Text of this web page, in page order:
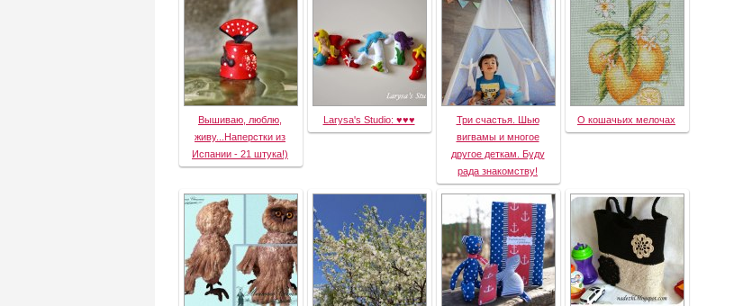
Вышиваю, люблю,
живу...Наперстки из
Испании - 21 штука!)
Larysa's Studio: ♥♥♥
Три счастья. Шью
вигвамы и многое
другое деткам. Буду
рада знакомству!
О кошачьих мелочах